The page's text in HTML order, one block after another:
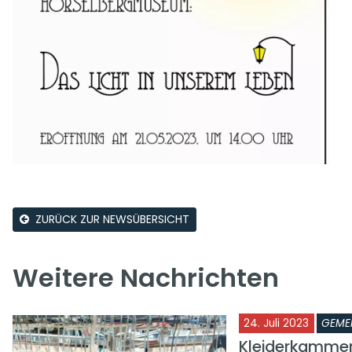
ZURÜCK ZUR NEWSÜBERSICHT
Weitere Nachrichten
24. Juli 2023